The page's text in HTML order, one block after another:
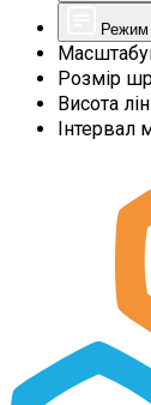
Режим
Розмір
Висота
Інтервал